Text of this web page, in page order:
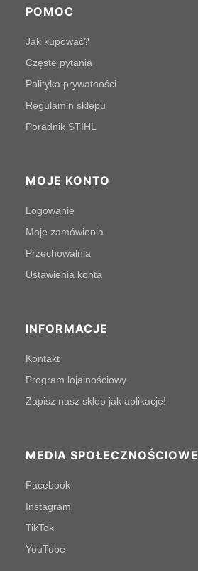
POMOC
Jak kupować?
Częste pytania
Polityka prywatności
Regulamin sklepu
Poradnik STIHL
MOJE KONTO
Logowanie
Moje zamówienia
Przechowalnia
Ustawienia konta
INFORMACJE
Kontakt
Program lojalnościowy
Zapisz nasz sklep jak aplikację!
MEDIA SPOŁECZNOŚCIOWE
Facebook
Instagram
TikTok
YouTube